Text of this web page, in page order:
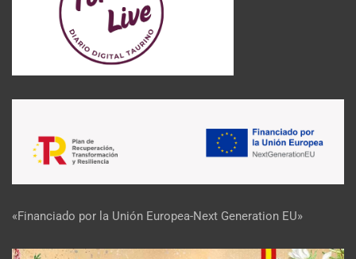
«Financiado por la Unión Europea-Next Generation EU»